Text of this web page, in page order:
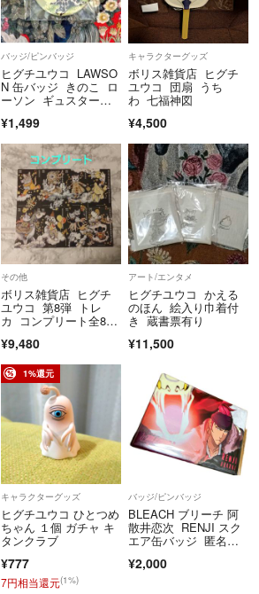
バッジ/ピンバッジ
ヒグチユウコ LAWSO
N 缶バッジ きのこ ロ
ーソン ギュスター
¥1,499
キャラクターグッズ
ボリス雑貨店 ヒグチ
ユウコ 団扇 うち
わ 七福神図
¥4,500
その他
ボリス雑貨店 ヒグチ
ユウコ 第8弾 トレ
カ コンプリート全8枚
プカード
¥9,480
アート/エンタメ
ヒグチユウコ かえる
のほん 絵入り巾着付
き 蔵書票有り
¥11,500
1%還元
キャラクターグッズ
ヒグチユウコ ひとつめ
ちゃん １個 ガチャ キ
タンクラブ
¥777
7円相当還元(1%)
バッジ/ピンバッジ
BLEACH ブリーチ 阿
散井恋次 RENJI スク
エア缶バッジ 匿名配
¥2,000